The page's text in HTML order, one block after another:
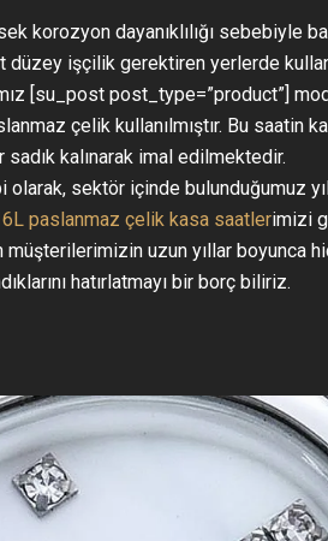
korozyon dayanıklılığı sebebiyle
düzey işçilik gerektiren yerlerde
[su_post post_type=”product”]
çelik kullanılmıştır. Bu saatin
kalınarak imal edilmektedir.
olarak, sektör içinde bulunduğumuz
paslanmaz çelik kasa saatlerimizi
müşterilerimizin uzun yıllar boyunca
hatırlatmayı bir borç biliriz.